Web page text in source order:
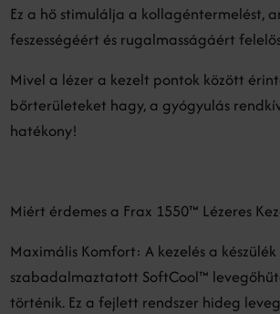
Ez a hő stimulálja a kollagéntermelést,
feszességéért és rugalmasságáért
Mivel a lézer a kezelt pontok között
bőrterületeket hagy, a gyógyulás
hatékony!
Miért érdemes a Frax 1550™ Lézeres
Maximális Komfort: A kezelés a készülék
szabadalmaztatott SoftCool™
történik. Ez a fejlett rendszer hideg